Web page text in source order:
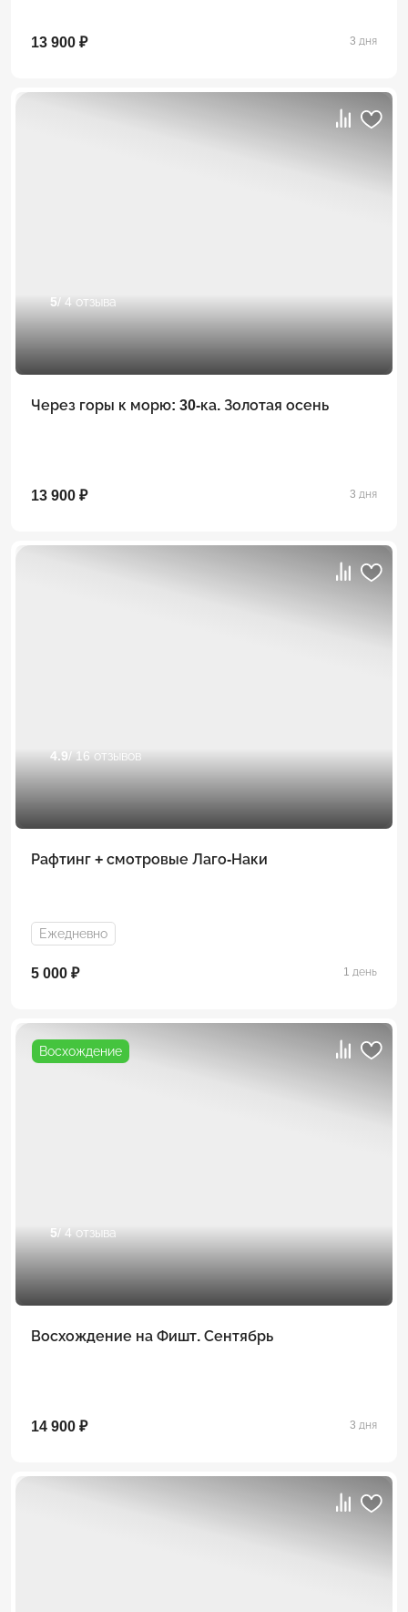
13 900 ₽ 3 дня
5/ 4 отзыва
Через горы к морю: 30-ка. Золотая осень
13 900 ₽ 3 дня
4.9 / 16 отзывов
Рафтинг + смотровые Лаго-Наки
Ежедневно
5 000 ₽ 1 день
Восхождение
5/ 4 отзыва
Восхождение на Фишт. Сентябрь
14 900 ₽ 3 дня